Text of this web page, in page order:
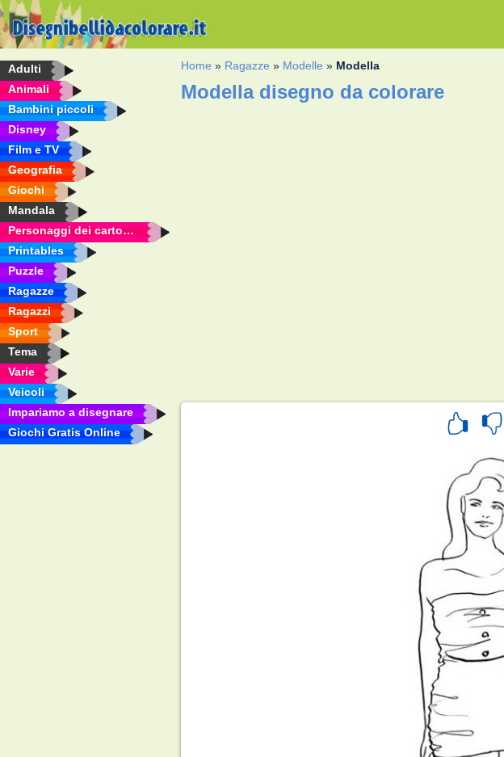
Adulti
Animali
Bambini piccoli
Disney
Film e TV
Geografia
Giochi
Mandala
Personaggi dei cartoni animati
Printables
Puzzle
Ragazze
Ragazzi
Sport
Tema
Varie
Veicoli
Impariamo a disegnare
Giochi Gratis Online
Home » Ragazze » Modelle » Modella
Modella disegno da colorare